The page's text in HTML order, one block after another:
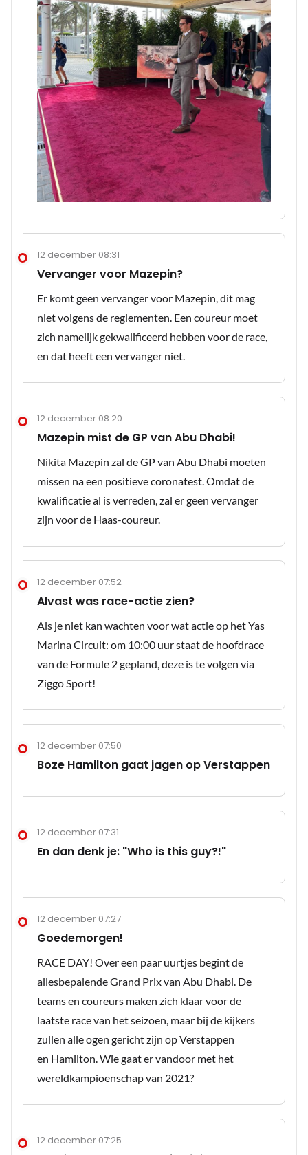
12 december 08:31
Vervanger voor Mazepin?
Er komt geen vervanger voor Mazepin, dit mag
niet volgens de reglementen. Een coureur moet
zich namelijk gekwalificeerd hebben voor de race,
en dat heeft een vervanger niet.
12 december 08:20
Mazepin mist de GP van Abu Dhabi!
Nikita Mazepin zal de GP van Abu Dhabi moeten
missen na een positieve coronatest. Omdat de
kwalificatie al is verreden, zal er geen vervanger
zijn voor de Haas-coureur.
12 december 07:52
Alvast was race-actie zien?
Als je niet kan wachten voor wat actie op het Yas
Marina Circuit: om 10:00 uur staat de hoofdrace
van de Formule 2 gepland, deze is te volgen via
Ziggo Sport!
12 december 07:50
Boze Hamilton gaat jagen op Verstappen
12 december 07:31
En dan denk je: "Who is this guy?!"
12 december 07:27
Goedemorgen!
RACE DAY! Over een paar uurtjes begint de
allesbepalende Grand Prix van Abu Dhabi. De
teams en coureurs maken zich klaar voor de
laatste race van het seizoen, maar bij de kijkers
zullen alle ogen gericht zijn op Verstappen
en Hamilton. Wie gaat er vandoor met het
wereldkampioenschap van 2021?
12 december 07:25